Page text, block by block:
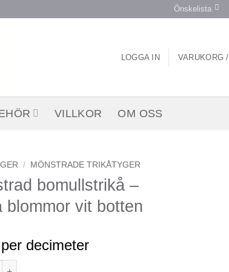
Önskelista
LOGGA IN VARUKORG /
VILLKOR OM OSS
/ MÖNSTRADE TRIKÅTYGER
bomullstrikå –
blommor vit botten
per decimeter
bomullstrikå - Rosa blommor vit botten mängd